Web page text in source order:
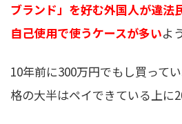
ブランド」を好む外国人が違法
自己使用で使うケースが多いよ
10年前に300万円でもし買って
格の大半はペイできている上に